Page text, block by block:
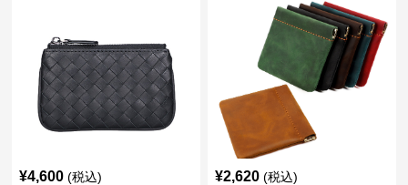
¥4,600 (税込) ¥2,620 (税込)